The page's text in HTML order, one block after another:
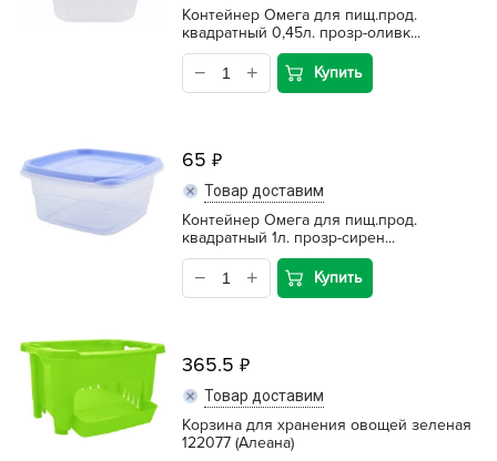
Контейнер Омега для пищ.прод.
квадратный 0,45л. прозр-оливк...
Купить
65
Товар доставим
Контейнер Омега для пищ.прод.
квадратный 1л. прозр-сирен...
Купить
365.5
Товар доставим
Корзина для хранения овощей зеленая
122077 (Алеана)